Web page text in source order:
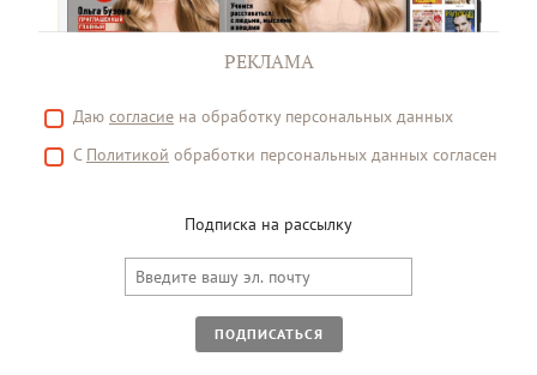
РЕКЛАМА
Даю согласие на обработку персональных данных
С Политикой обработки персональных данных согласен
Подписка на рассылку
ПОДПИСАТЬСЯ